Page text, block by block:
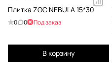
Плитка ZOC NEBULA 15*30
0 0 Под заказ
В корзину